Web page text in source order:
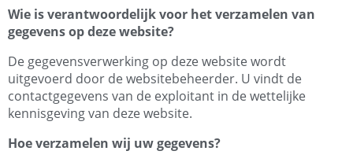
Wie is verantwoordelijk voor het verzamelen van
gegevens op deze website?
De gegevensverwerking op deze website wordt
uitgevoerd door de websitebeheerder. U vindt de
contactgegevens van de exploitant in de wettelijke
kennisgeving van deze website.
Hoe verzamelen wij uw gegevens?